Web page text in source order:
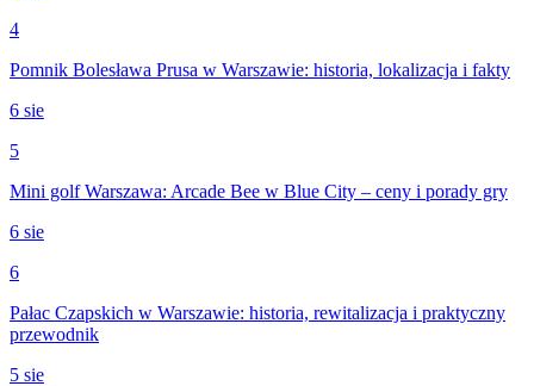
4
Pomnik Bolesława Prusa w Warszawie: historia, lokalizacja i fakty
6 sie
5
Mini golf Warszawa: Arcade Bee w Blue City – ceny i porady gry
6 sie
6
Pałac Czapskich w Warszawie: historia, rewitalizacja i praktyczny
przewodnik
5 sie